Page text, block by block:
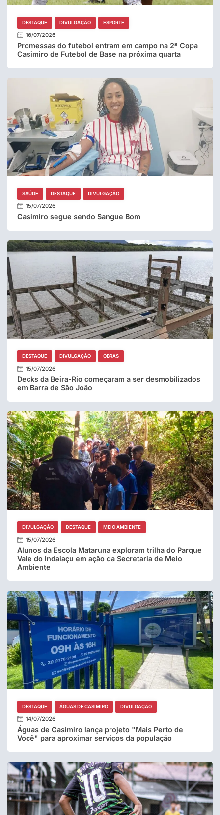
DESTAQUE DIVULGAÇÃO ESPORTE
16/07/2026
Promessas do futebol entram em campo na 2ª Copa
Casimiro de Futebol de Base na próxima quarta
SAÚDE DESTAQUE DIVULGAÇÃO
15/07/2026
Casimiro segue sendo Sangue Bom
DESTAQUE DIVULGAÇÃO OBRAS
15/07/2026
Decks da Beira-Rio começaram a ser desmobilizados
em Barra de São João
DIVULGAÇÃO DESTAQUE MEIO AMBIENTE
15/07/2026
Alunos da Escola Mataruna exploram trilha do Parque
Vale do Indaiaçu em ação da Secretaria de Meio
Ambiente
DESTAQUE ÁGUAS DE CASIMIRO DIVULGAÇÃO
14/07/2026
Águas de Casimiro lança projeto "Mais Perto de
Você" para aproximar serviços da população